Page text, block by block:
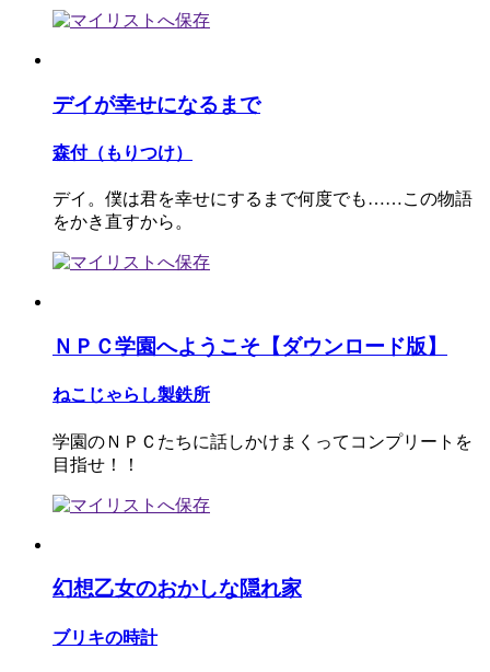
デイが幸せになるまで
森付（もりつけ）
デイ。僕は君を幸せにするまで何度でも……この物語
をかき直すから。
ＮＰＣ学園へようこそ【ダウンロード版】
ねこじゃらし製鉄所
学園のＮＰＣたちに話しかけまくってコンプリートを
目指せ！！
幻想乙女のおかしな隠れ家
ブリキの時計